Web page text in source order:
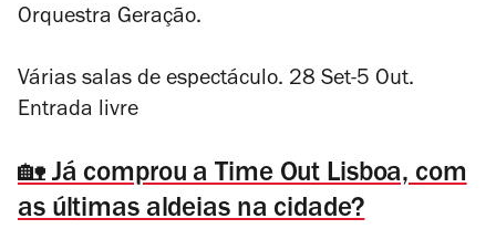
Orquestra Geração.
Várias salas de espectáculo. 28 Set-5 Out.
Entrada livre
🏡 Já comprou a Time Out Lisboa, com
as últimas aldeias na cidade?